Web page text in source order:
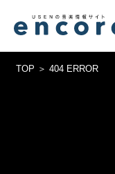
TOP 404 ERROR